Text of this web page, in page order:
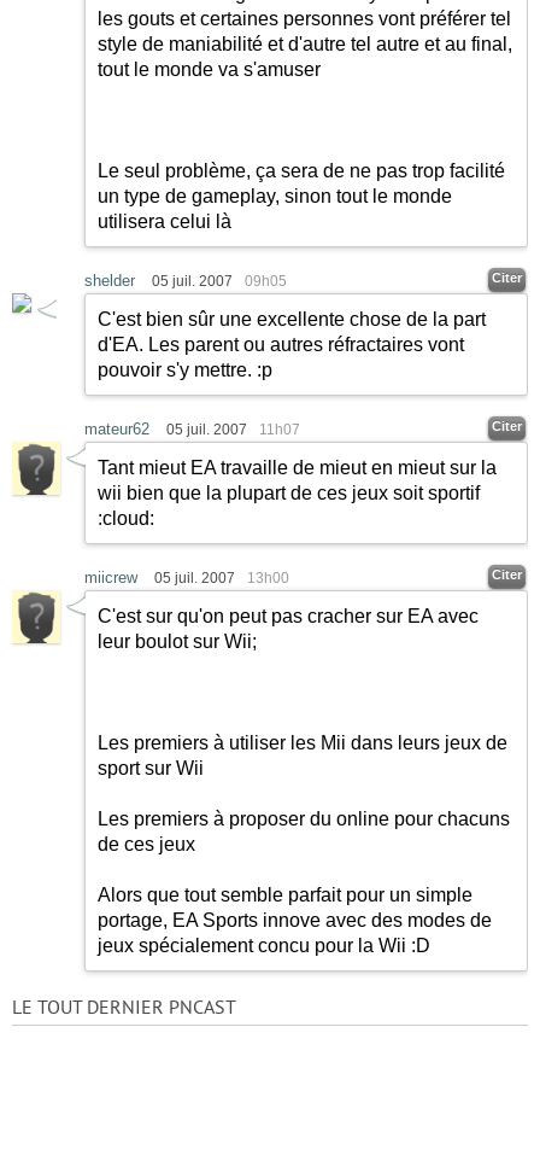
les gouts et certaines personnes vont préférer tel
style de maniabilité et d'autre tel autre et au final,
tout le monde va s'amuser
Le seul problème, ça sera de ne pas trop facilité
un type de gameplay, sinon tout le monde
utilisera celui là
shelder 05 juil. 2007 09h05 Citer
C'est bien sûr une excellente chose de la part
d'EA. Les parent ou autres réfractaires vont
pouvoir s'y mettre. :p
mateur62 05 juil. 2007 11h07 Citer
Tant mieut EA travaille de mieut en mieut sur la
wii bien que la plupart de ces jeux soit sportif
:cloud:
miicrew 05 juil. 2007 13h00 Citer
C'est sur qu'on peut pas cracher sur EA avec
leur boulot sur Wii;
Les premiers à utiliser les Mii dans leurs jeux de
sport sur Wii
Les premiers à proposer du online pour chacuns
de ces jeux
Alors que tout semble parfait pour un simple
portage, EA Sports innove avec des modes de
jeux spécialement concu pour la Wii :D
LE TOUT DERNIER PNCAST